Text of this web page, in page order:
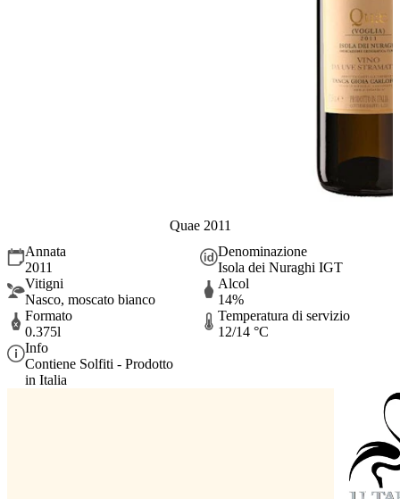
Quae 2011
Annata
2011
Denominazione
Isola dei Nuraghi IGT
Vitigni
Nasco, moscato bianco
Alcol
14%
Formato
0.375l
Temperatura di servizio
12/14 °C
Info
Contiene Solfiti - Prodotto
in Italia